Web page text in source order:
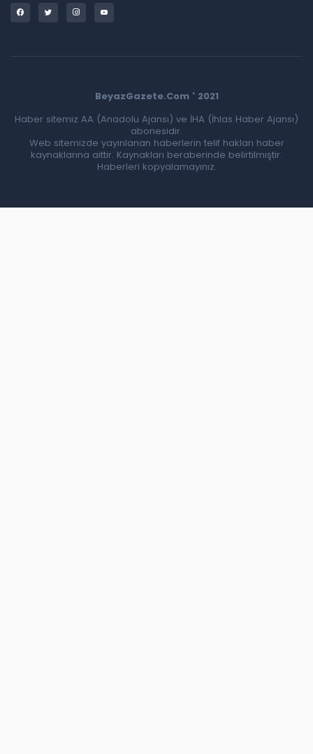
BeyazGazete.Com ' 2021
Haber sitemiz AA (Anadolu Ajansı) ve İHA (İhlas Haber Ajansı)
abonesidir.
Web sitemizde yayınlanan haberlerin telif hakları haber
kaynaklarına aittir. Kaynakları beraberinde belirtilmiştir.
Haberleri kopyalamayınız.